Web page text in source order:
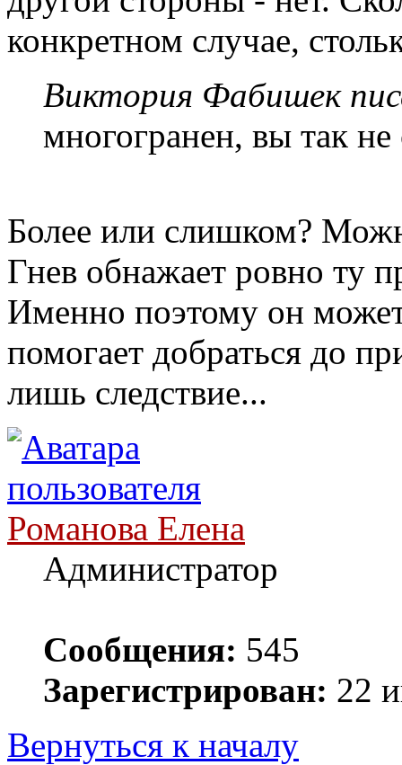
конкретном случае,
Виктория Фабишек
многогранен, вы так не
Более или слишком?
Гнев обнажает ровно ту
Именно поэтому он
помогает добраться до
лишь следствие...
Романова Елена
Администратор
Сообщения: 545
Зарегистрирован: 22
Вернуться к началу